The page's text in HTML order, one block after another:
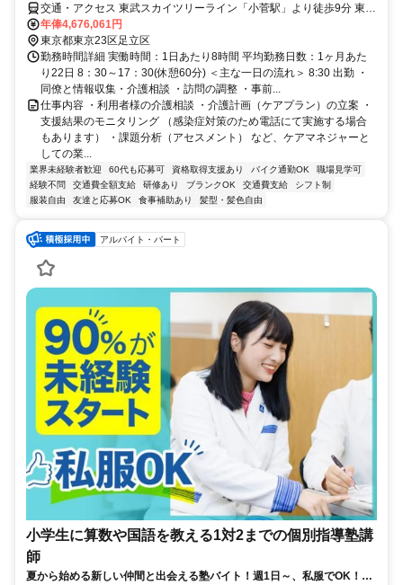
交通・アクセス 東武スカイツリーライン「小菅駅」より徒歩9分 東武
スカイツリーライン「五反野駅」より徒歩10分 東京メトロ千代田線
「綾瀬駅」より徒歩15分 ※自転車・バイク通勤可能
年俸4,676,061円
東京都東京23区足立区
勤務時間詳細 実働時間：1日あたり8時間 平均勤務日数：1ヶ月あた
り22日 8：30～17：30(休憩60分) ＜主な一日の流れ＞ 8:30 出勤 ・
同僚と情報収集・介護相談 ・訪問の調整 ・事前...
仕事内容 ・利用者様の介護相談 ・介護計画（ケアプラン）の立案 ・
支援結果のモニタリング （感染症対策のため電話にて実施する場合
もあります） ・課題分析（アセスメント） など、ケアマネジャーと
しての業...
業界未経験者歓迎 60代も応募可 資格取得支援あり バイク通勤OK
職場見学可
経験不問
交通費全額支給 研修あり ブランクOK 交通費支給
シフト制
服装自由
友達と応募OK 食事補助あり 髪型・髪色自由
アルバイト・パート
小学生に算数や国語を教える1対2までの個別指導塾講
師
夏から始める新しい仲間と出会える塾バイト！週1日～、私服でOK！テ